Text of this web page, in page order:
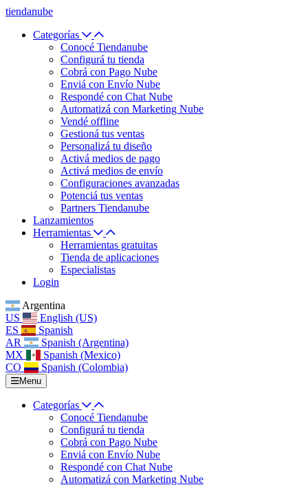
tiendanube
Categorías
Conocé Tiendanube
Configurá tu tienda
Cobrá con Pago Nube
Enviá con Envío Nube
Respondé con Chat Nube
Automatizá con Marketing Nube
Vendé offline
Gestioná tus ventas
Personalizá tu diseño
Activá medios de pago
Activá medios de envío
Configuraciones avanzadas
Potenciá tus ventas
Partners Tiendanube
Lanzamientos
Herramientas
Herramientas gratuitas
Tienda de aplicaciones
Especialistas
Login
Argentina
US
English (US)
ES
Spanish
AR
Spanish (Argentina)
MX
Spanish (Mexico)
CO
Spanish (Colombia)
Menu
Categorías
Conocé Tiendanube
Configurá tu tienda
Cobrá con Pago Nube
Enviá con Envío Nube
Respondé con Chat Nube
Automatizá con Marketing Nube